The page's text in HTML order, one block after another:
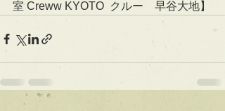
室 Creww KYOTO  クルー　早谷大地】